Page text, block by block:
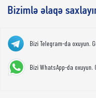
Bizimlə əlaqə
Bizi Telegram-da oxuyun.
Bizi WhatsApp-da oxuyun.